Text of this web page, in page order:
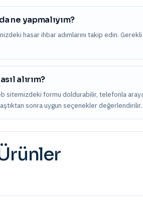
ne yapmalıyım?
hasar ihbar adımlarını takip edin.
alırım?
sitemizdeki formu doldurabilir, telefonla
sonra uygun seçenekler değerlendirilir.